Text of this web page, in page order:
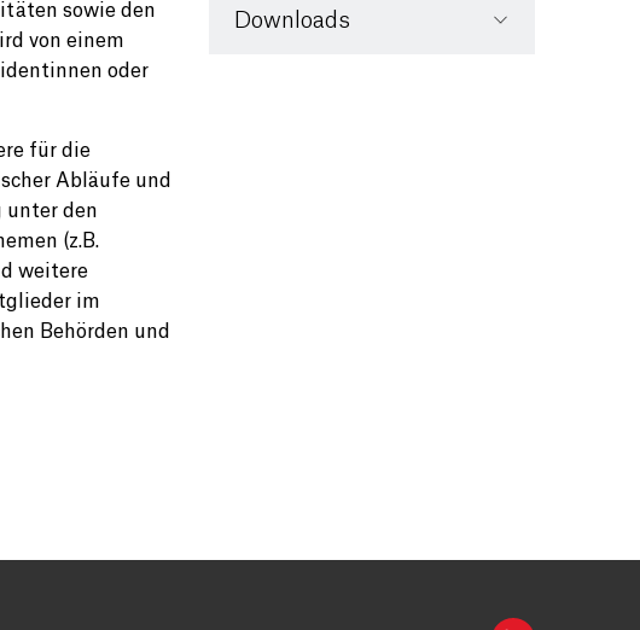
sowie den
von einem
oder
für die
Abläufe und
unter den
(z.B.
weitere
im
Behörden und
Downloads